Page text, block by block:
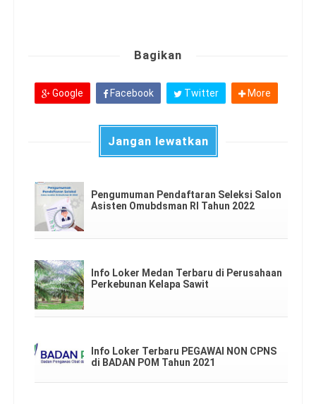
Bagikan
Google Facebook Twitter More
Jangan lewatkan
Pengumuman Pendaftaran Seleksi Salon
Asisten Omubdsman RI Tahun 2022
Info Loker Medan Terbaru di Perusahaan
Perkebunan Kelapa Sawit
Info Loker Terbaru PEGAWAI NON CPNS
di BADAN POM Tahun 2021